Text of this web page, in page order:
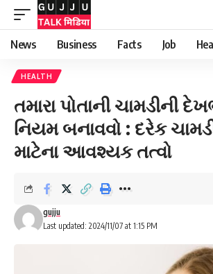
News Business Facts Job
HEALTH
તમારા પોતાની ચામડીની
નિયમ બનાવવો : દરેક
માટેના આવશ્યક તત્વો
Last updated: 2024/11/07 at 1:15 PM
gujju